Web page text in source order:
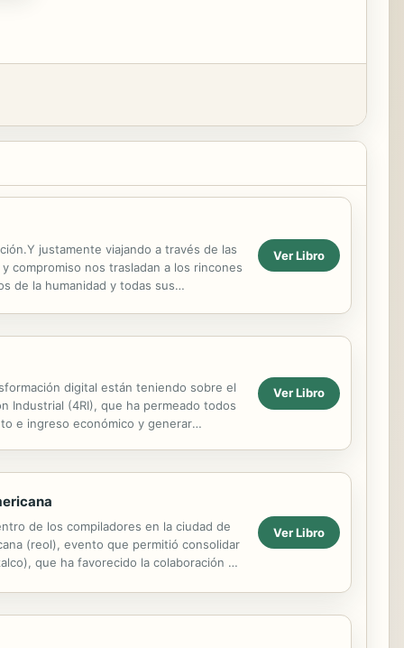
justamente viajando a través de las
compromiso nos trasladan a los rincones
de la humanidad y todas sus
Ver Libro
digital están teniendo sobre el
Industrial (4RI), que ha permeado todos
e ingreso económico y generar
Ver Libro
de los compiladores en la ciudad de
(reol), evento que permitió consolidar
que ha favorecido la colaboración en
Ver Libro